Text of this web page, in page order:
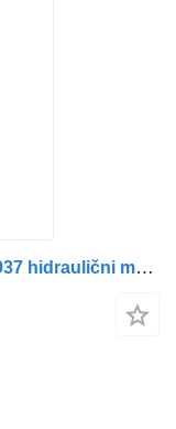
Motor hidraulic ventilator răcire 470937 hidraulični motor za Scania 470937/1764450 kamiona